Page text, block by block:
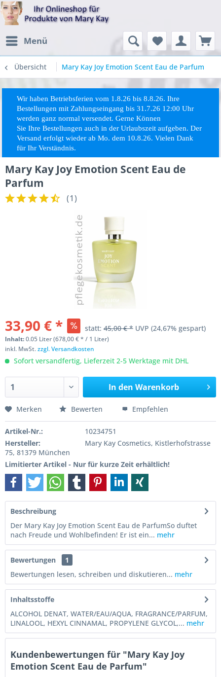
Menü
Übersicht Mary Kay Joy Emotion Scent Eau de Parfum
Wir haben Betriebsferien vom 1.8.26 bis 8.8.26. Ihre
Bestellungen mit Zahlungseingang bis 31.7.26 12:00 Uhr
werden ganz normal versendet. Gerne Können
SieIhreBestellungen auch in der Urlaubszeit aufgeben. Der
Versand erfolgt wieder ab Mo. dem 10.8.26. Vielen Dank
für Ihr Verständnis.
Mary Kay Joy Emotion Scent Eau de
Parfum
(1)
33,90 € * statt: 45,00 € * UVP (24,67% gespart)
Inhalt:0.05 Liter (678,00 € * / 1 Liter)
inkl. MwSt.zzgl. Versandkosten
Sofort versandfertig, Lieferzeit 2-5 Werktage mit DHL
In den Warenkorb
Merken Bewerten Empfehlen
Artikel-Nr.:
10234751
Hersteller:
Mary Kay Cosmetics, Kistlerhofstrasse
75, 81379 München
Limitierter Artikel - Nur für kurze Zeit erhältlich!
Beschreibung
Der Mary Kay Joy Emotion Scent Eau de ParfumSo duftet
nach Freude und Wohlbefinden! Er ist ein... mehr
Bewertungen
1
Bewertungen lesen, schreiben und diskutieren... mehr
Inhaltsstoffe
ALCOHOL DENAT, WATER/EAU/AQUA, FRAGRANCE/PARFUM,
LINALOOL, HEXYL CINNAMAL, PROPYLENE GLYCOL,... mehr
Kundenbewertungen für "Mary Kay Joy
Emotion Scent Eau de Parfum"